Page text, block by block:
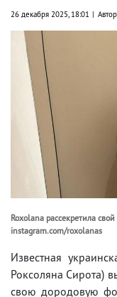
26 декабря 2025, 18:01
Roxolana рассекретила
instagram.com/roxolanas
Известная
Роксоляна Сирота)
свою дородовую